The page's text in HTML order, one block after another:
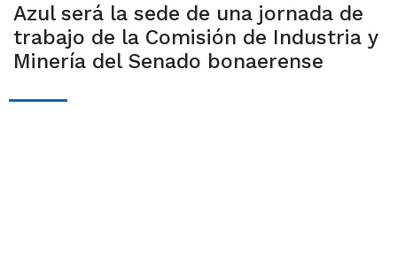
Azul será la sede de una jornada de
trabajo de la Comisión de Industria y
Minería del Senado bonaerense